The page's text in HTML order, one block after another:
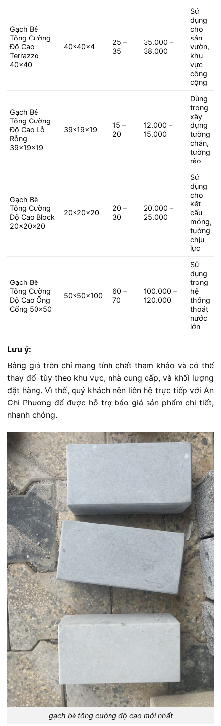
Gạch Bê
Tông Cường
Độ Cao
Terrazzo
40×40
40x40x4
25 –
35
35.000 –
38.000
Sử
dụng
cho
sân
vườn,
khu
vực
công
cộng
Gạch Bê
Tông Cường
Độ Cao Lỗ
Rỗng
39x19x19
39x19x19
15 –
20
12.000 –
15.000
Dùng
trong
xây
dựng
tường
chắn,
tường
rào
Gạch Bê
Tông Cường
Độ Cao Block
20x20x20
20x20x20
20 –
30
20.000 –
25.000
Sử
dụng
cho
kết
cấu
móng,
tường
chịu
lực
Gạch Bê
Tông Cường
Độ Cao Ống
Cống 50×50
50x50x100
60 –
70
100.000 –
120.000
Sử
dụng
trong
hệ
thống
thoát
nước
lớn
Lưu ý:
Bảng giá trên chỉ mang tính chất tham khảo và có thể
thay đổi tùy theo khu vực, nhà cung cấp, và khối lượng
đặt hàng. Vì thế, quý khách nên liên hệ trực tiếp với An
Chi Phương để được hỗ trợ báo giá sản phẩm chi tiết,
nhanh chóng.
gạch bê tông cường độ cao mới nhất